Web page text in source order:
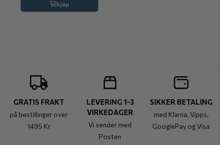
Kjøp
GRATIS FRAKT
på bestillinger over
1495 Kr
LEVERING 1-3
VIRKEDAGER
Vi sender med
Posten
SIKKER BETALING
med Klarna, Vipps,
GooglePay og Visa